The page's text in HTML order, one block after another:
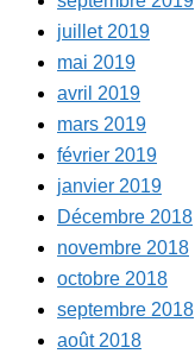
juillet 2019
mai 2019
avril 2019
mars 2019
février 2019
janvier 2019
Décembre 2018
novembre 2018
octobre 2018
septembre 2018
août 2018